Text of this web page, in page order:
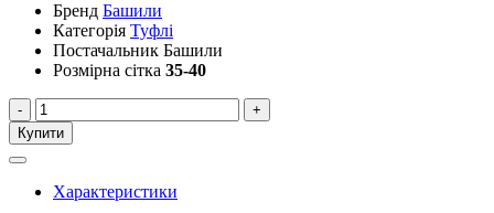
Бренд Башили
Категорія Туфлі
Постачальник Башили
Розмірна сітка 35-40
-
+
Купити
Характеристики